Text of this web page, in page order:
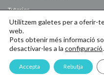
Tutories
Valoració i correcció d’originals
© Escola d’Escriptura de l’Ateneu
Contacte
Utilitzem galetes per a oferir-
web.
Pots obtenir més informació
desactivar-les a la configuració.
Accepta Rebutja